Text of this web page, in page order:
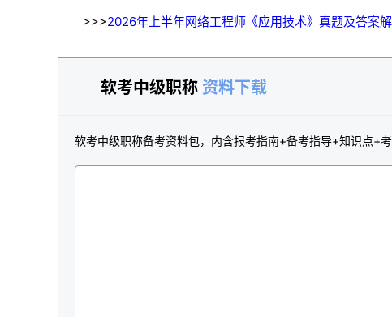
>>>2026年上半年网络工程师《应用技术》真题及答案
软考中级职称 资料下载
软考中级职称备考资料包，内含报考指南+备考指导+知识点+